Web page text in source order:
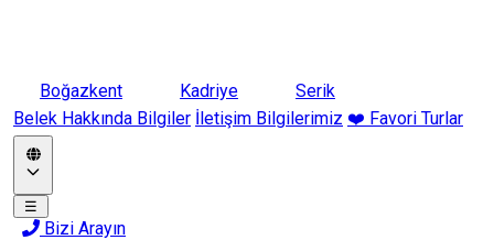
Boğazkent Kadriye
Serik
Belek Hakkında Bilgiler İletişim Bilgilerimiz ❤️ Favori Turlar
☰
Bizi Arayın